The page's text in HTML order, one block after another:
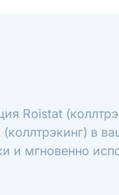
Roistat
(коллтрэкинг) в
и мгновенно